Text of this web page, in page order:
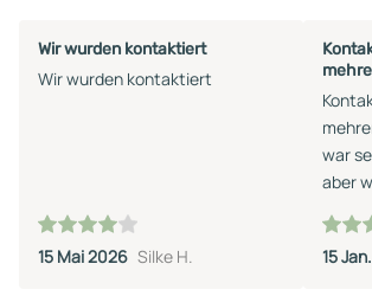
Wir wurden kontaktiert
Wir wurden kontaktiert
15 Mai 2026 Silke H.
war
aber
15